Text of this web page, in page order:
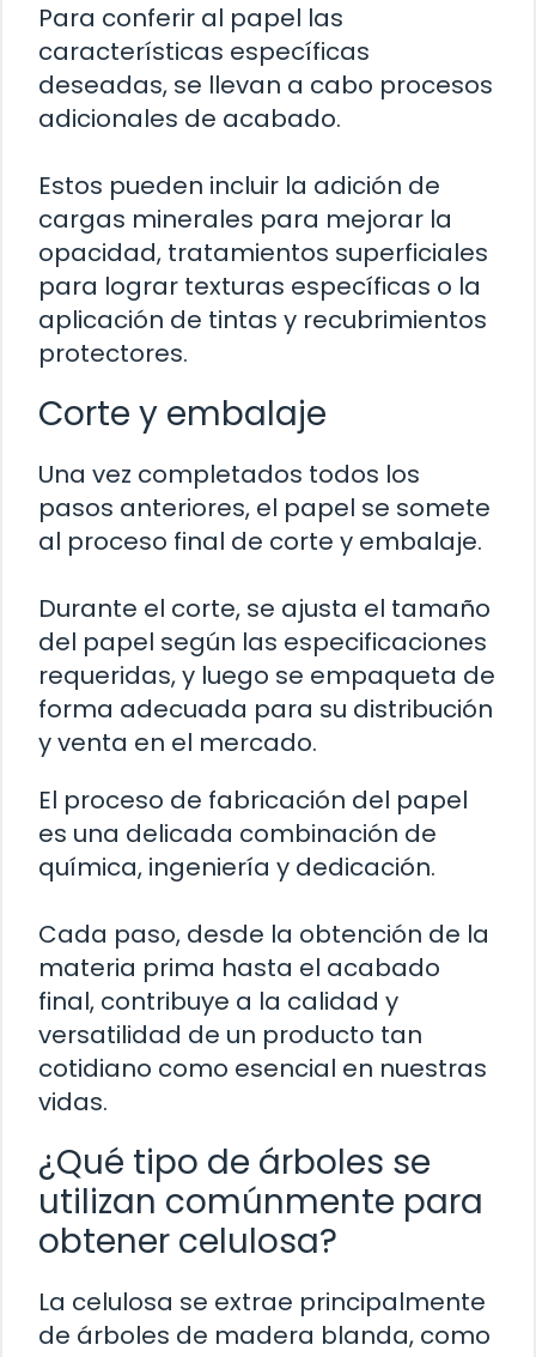
Para conferir al papel las
características específicas
deseadas, se llevan a cabo procesos
adicionales de acabado.
Estos pueden incluir la adición de
cargas minerales para mejorar la
opacidad, tratamientos superficiales
para lograr texturas específicas o la
aplicación de tintas y recubrimientos
protectores.
Corte y embalaje
Una vez completados todos los
pasos anteriores, el papel se somete
al proceso final de corte y embalaje.
Durante el corte, se ajusta el tamaño
del papel según las especificaciones
requeridas, y luego se empaqueta de
forma adecuada para su distribución
y venta en el mercado.
El proceso de fabricación del papel
es una delicada combinación de
química, ingeniería y dedicación.
Cada paso, desde la obtención de la
materia prima hasta el acabado
final, contribuye a la calidad y
versatilidad de un producto tan
cotidiano como esencial en nuestras
vidas.
¿Qué tipo de árboles se
utilizan comúnmente para
obtener celulosa?
La celulosa se extrae principalmente
de árboles de madera blanda, como